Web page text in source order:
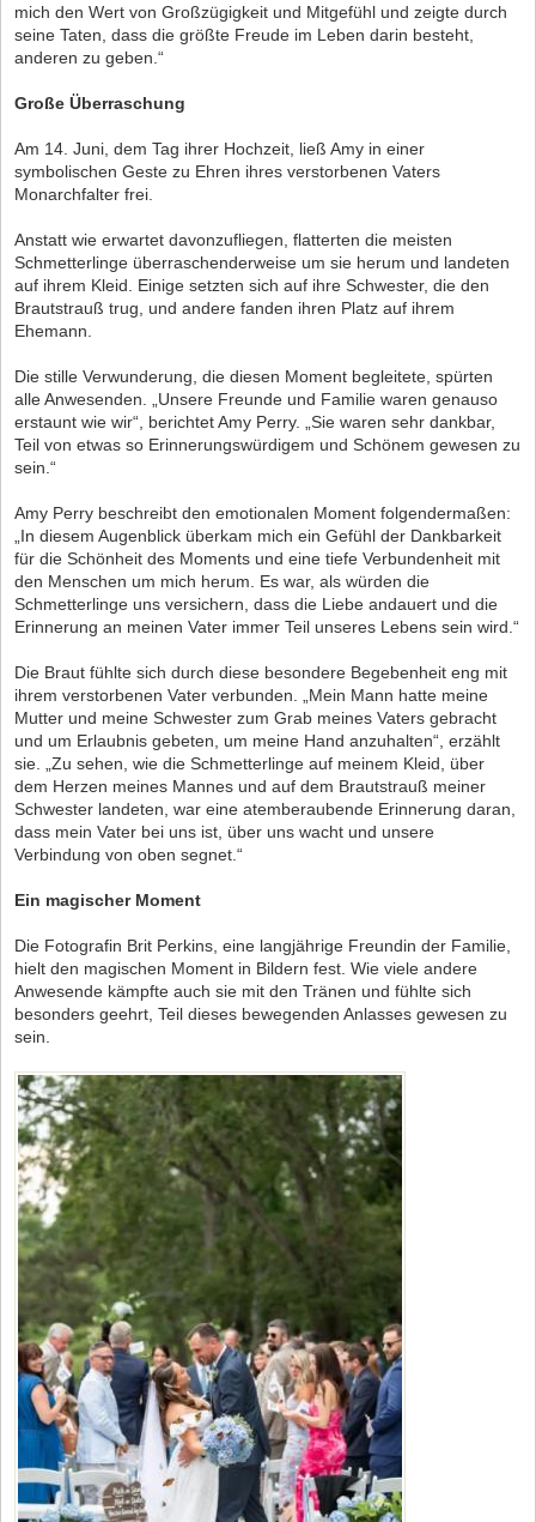
mich den Wert von Großzügigkeit und Mitgefühl und zeigte durch
seine Taten, dass die größte Freude im Leben darin besteht,
anderen zu geben.“
Große Überraschung
Am 14. Juni, dem Tag ihrer Hochzeit, ließ Amy in einer
symbolischen Geste zu Ehren ihres verstorbenen Vaters
Monarchfalter frei.
Anstatt wie erwartet davonzufliegen, flatterten die meisten
Schmetterlinge überraschenderweise um sie herum und landeten
auf ihrem Kleid. Einige setzten sich auf ihre Schwester, die den
Brautstrauß trug, und andere fanden ihren Platz auf ihrem
Ehemann.
Die stille Verwunderung, die diesen Moment begleitete, spürten
alle Anwesenden. „Unsere Freunde und Familie waren genauso
erstaunt wie wir“, berichtet Amy Perry. „Sie waren sehr dankbar,
Teil von etwas so Erinnerungswürdigem und Schönem gewesen zu
sein.“
Amy Perry beschreibt den emotionalen Moment folgendermaßen:
„In diesem Augenblick überkam mich ein Gefühl der Dankbarkeit
für die Schönheit des Moments und eine tiefe Verbundenheit mit
den Menschen um mich herum. Es war, als würden die
Schmetterlinge uns versichern, dass die Liebe andauert und die
Erinnerung an meinen Vater immer Teil unseres Lebens sein wird.“
Die Braut fühlte sich durch diese besondere Begebenheit eng mit
ihrem verstorbenen Vater verbunden. „Mein Mann hatte meine
Mutter und meine Schwester zum Grab meines Vaters gebracht
und um Erlaubnis gebeten, um meine Hand anzuhalten“, erzählt
sie. „Zu sehen, wie die Schmetterlinge auf meinem Kleid, über
dem Herzen meines Mannes und auf dem Brautstrauß meiner
Schwester landeten, war eine atemberaubende Erinnerung daran,
dass mein Vater bei uns ist, über uns wacht und unsere
Verbindung von oben segnet.“
Ein magischer Moment
Die Fotografin Brit Perkins, eine langjährige Freundin der Familie,
hielt den magischen Moment in Bildern fest. Wie viele andere
Anwesende kämpfte auch sie mit den Tränen und fühlte sich
besonders geehrt, Teil dieses bewegenden Anlasses gewesen zu
sein.